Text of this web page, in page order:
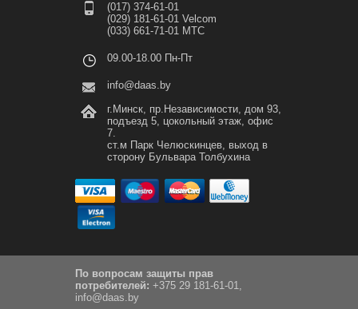
(017) 374-61-01
(029) 181-61-01 Velcom
(033) 661-71-01 МТС
09.00-18.00 Пн-Пт
info@daas.by
г.Минск, пр.Независимости, дом 93,
подъезд 5, цокольный этаж, офис
7.
ст.м Парк Челюскинцев, выход в
сторону Бульвара Толбухина
По вопросам защиты прав
потребителей: +375 29 181-61-01,
info@daas.by